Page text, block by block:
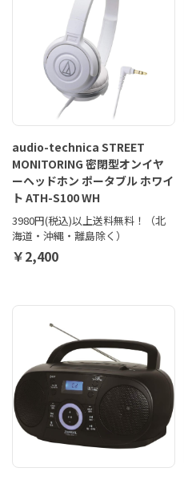
audio-technica STREET
MONITORING 密閉型オンイヤ
ーヘッドホン ポータブル ホワイ
ト ATH-S100 WH
3980円(税込)以上送料無料！（北
海道・沖縄・離島除く）
￥2,400